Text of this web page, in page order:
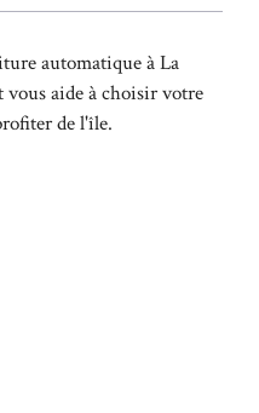
automatique à La
aide à choisir votre
de l'île.